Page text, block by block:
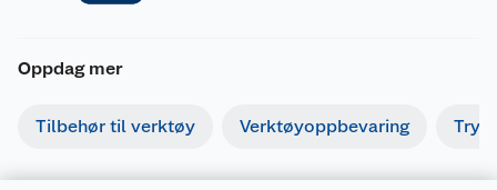
Oppdag mer
Tilbehør til verktøy Verktøyoppbevaring